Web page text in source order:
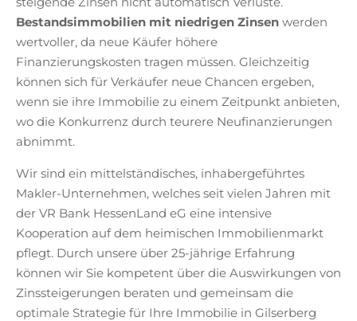
Bestandsimmobilien mit niedrigen Zinsen werden
wertvoller, da neue Käufer höhere
Finanzierungskosten tragen müssen. Gleichzeitig
können sich für Verkäufer neue Chancen ergeben,
wenn sie ihre Immobilie zu einem Zeitpunkt anbieten,
wo die Konkurrenz durch teurere Neufinanzierungen
abnimmt.
Wir sind ein mittelständisches, inhabergeführtes
Makler-Unternehmen, welches seit vielen Jahren mit
der VR Bank HessenLand eG eine intensive
Kooperation auf dem heimischen Immobilienmarkt
pflegt. Durch unsere über 25-jährige Erfahrung
können wir Sie kompetent über die Auswirkungen von
Zinssteigerungen beraten und gemeinsam die
optimale Strategie für Ihre Immobilie in Gilserberg